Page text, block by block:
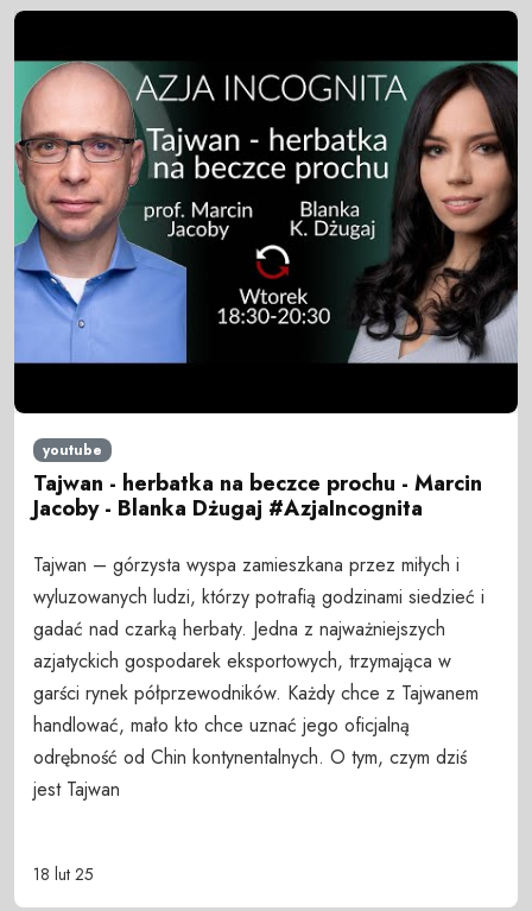
youtube
Tajwan - herbatka na beczce prochu - Marcin
Jacoby - Blanka Dżugaj #AzjaIncognita
Tajwan – górzysta wyspa zamieszkana przez miłych i
wyluzowanych ludzi, którzy potrafią godzinami siedzieć i
gadać nad czarką herbaty. Jedna z najważniejszych
azjatyckich gospodarek eksportowych, trzymająca w
garści rynek półprzewodników. Każdy chce z Tajwanem
handlować, mało kto chce uznać jego oficjalną
odrębność od Chin kontynentalnych. O tym, czym dziś
jest Tajwan
18 lut 25